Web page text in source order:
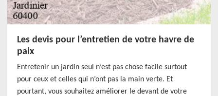
Les devis pour l’entretien de votre havre de
paix
Entretenir un jardin seul n’est pas chose facile surtout
pour ceux et celles qui n’ont pas la main verte. Et
pourtant, vous souhaitez améliorer le devant de votre